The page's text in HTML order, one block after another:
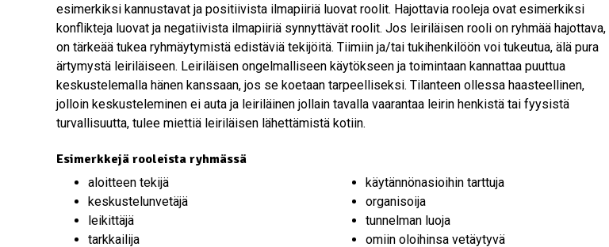
esimerkiksi kannustavat ja positiivista ilmapiiriä luovat roolit. Hajottavia rooleja ovat esimerkiksi
konflikteja luovat ja negatiivista ilmapiiriä synnyttävät roolit. Jos leiriläisen rooli on ryhmää hajottava,
on tärkeää tukea ryhmäytymistä edistäviä tekijöitä. Tiimiin ja/tai tukihenkilöön voi tukeutua, älä pura
ärtymystä leiriläiseen. Leiriläisen ongelmalliseen käytökseen ja toimintaan kannattaa puuttua
keskustelemalla hänen kanssaan, jos se koetaan tarpeelliseksi. Tilanteen ollessa haasteellinen,
jolloin keskusteleminen ei auta ja leiriläinen jollain tavalla vaarantaa leirin henkistä tai fyysistä
turvallisuutta, tulee miettiä leiriläisen lähettämistä kotiin.
Esimerkkejä rooleista ryhmässä
aloitteen tekijä
keskustelunvetäjä
leikittäjä
tarkkailija
käytännönasioihin tarttuja
organisoija
tunnelman luoja
omiin oloihinsa vetäytyvä